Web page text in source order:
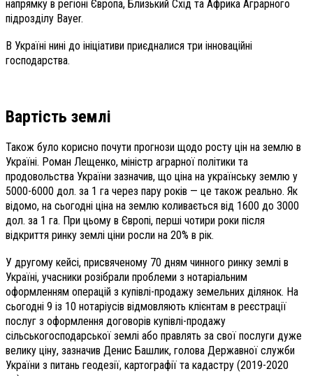
напрямку в регіоні Європа, Близький Схід та Африка Аграрного
підрозділу Bayer.
В Україні нині до ініціативи приєдналися три інноваційні
господарства.
Вартість землі
Також було корисно почути прогнози щодо росту цін на землю в
Україні. Роман Лещенко, міністр аграрної політики та
продовольства України зазначив, що ціна на українську землю у
5000-6000 дол. за 1 га через пару років — це також реально. Як
відомо, на сьогодні ціна на землю коливається від 1600 до 3000
дол. за 1 га. При цьому в Європі, перші чотири роки після
відкриття ринку землі ціни росли на 20% в рік.
У другому кейсі, присвяченому 70 дням чинного ринку землі в
Україні, учасники розібрали проблеми з нотаріальним
оформленням операцій з купівлі-продажу земельних ділянок. На
сьогодні 9 із 10 нотаріусів відмовляють клієнтам в реєстрації
послуг з оформлення договорів купівлі-продажу
сільськогосподарської землі або правлять за свої послуги дуже
велику ціну, зазначив Денис Башлик, голова Державної служби
України з питань геодезії, картографії та кадастру (2019-2020